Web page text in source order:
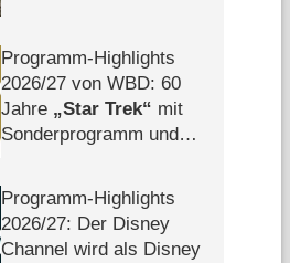
Programm-Highlights
2026/​27 von WBD: 60
Jahre
Star Trek
mit
Sonderprogramm und
Programm-Highlights
2026/​27: Der Disney
Channel wird als Disney